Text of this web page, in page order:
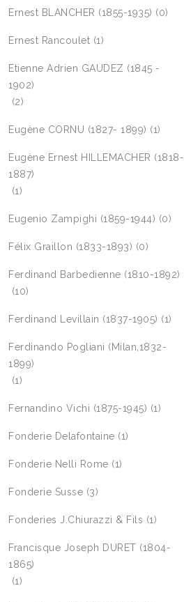
Ernest BLANCHER (1855-1935) (0)
Ernest Rancoulet (1)
Etienne Adrien GAUDEZ (1845 -
1902)
(2)
Eugène CORNU (1827- 1899) (1)
Eugène Ernest HILLEMACHER (1818-
1887)
(1)
Eugenio Zampighi (1859-1944) (0)
Félix Graillon (1833-1893) (0)
Ferdinand Barbedienne (1810-1892)
(10)
Ferdinand Levillain (1837-1905) (1)
Ferdinando Pogliani (Milan,1832-
1899)
(1)
Fernandino Vichi (1875-1945) (1)
Fonderie Delafontaine (1)
Fonderie Nelli Rome (1)
Fonderie Susse (3)
Fonderies J.Chiurazzi & Fils (1)
Francisque Joseph DURET (1804-
1865)
(1)